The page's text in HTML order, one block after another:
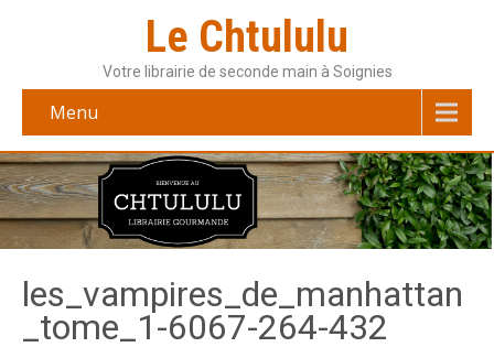
Le Chtululu
Votre librairie de seconde main à Soignies
Menu
les_vampires_de_manhattan
_tome_1-6067-264-432